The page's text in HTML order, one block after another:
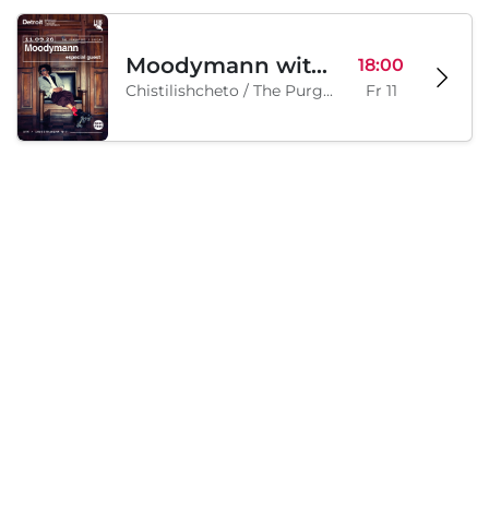
Moodymann with special guests
Chistilishcheto / The Purgatory, Sofia, BG
18:00
Fr 11